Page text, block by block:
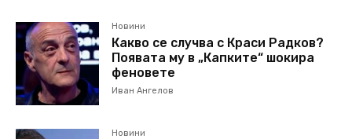
Новини
Какво се случва с Краси Радков?
Появата му в „Капките“ шокира
феновете
Иван Ангелов
Новини